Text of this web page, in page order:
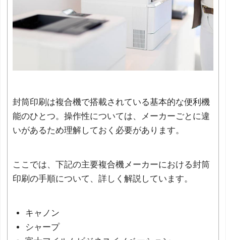
封筒印刷は複合機で搭載されている基本的な便利機
能のひとつ。操作性については、メーカーごとに違
いがあるため理解しておく必要があります。
ここでは、下記の主要複合機メーカーにおける封筒
印刷の手順について、詳しく解説しています。
キャノン
シャープ